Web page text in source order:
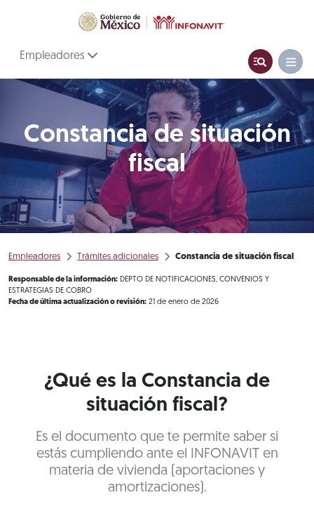
Empleadores
Constancia de situación
fiscal
Empleadores Trámites adicionales Constancia de situación fiscal
Responsable de la información: DEPTO DE NOTIFICACIONES, CONVENIOS Y
ESTRATEGIAS DE COBRO
Fecha de última actualización o revisión: 21 de enero de 2026
¿Qué es la Constancia de
situación fiscal?
Es el documento que te permite saber si
estás cumpliendo ante el INFONAVIT en
materia de vivienda (aportaciones y
amortizaciones).